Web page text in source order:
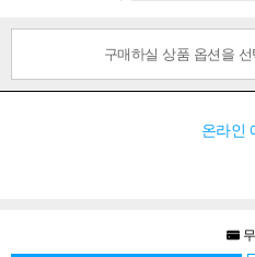
구매하실 상품 옵션을
온라인